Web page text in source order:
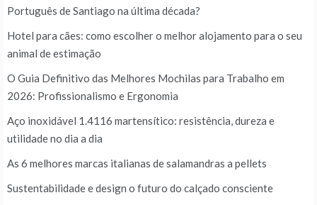
Português de Santiago na última década?
Hotel para cães: como escolher o melhor alojamento para o seu
animal de estimação
O Guia Definitivo das Melhores Mochilas para Trabalho em
2026: Profissionalismo e Ergonomia
Aço inoxidável 1.4116 martensítico: resistência, dureza e
utilidade no dia a dia
As 6 melhores marcas italianas de salamandras a pellets
Sustentabilidade e design o futuro do calçado consciente